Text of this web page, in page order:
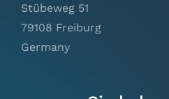
Stübeweg 51
79108 Freiburg
Germany